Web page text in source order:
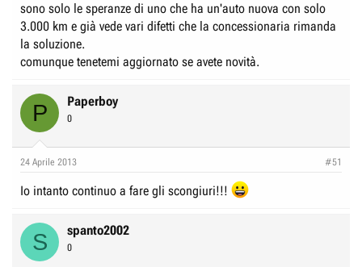
sono solo le speranze di uno che ha un'auto nuova con solo
3.000 km e già vede vari difetti che la concessionaria rimanda
la soluzione.
comunque tenetemi aggiornato se avete novità.
P Paperboy
0
24 Aprile 2013 #51
Io intanto continuo a fare gli scongiuri!!!
S spanto2002
0